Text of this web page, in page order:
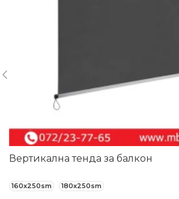
Вертикална тенда за балкон
160x250sm 180x250sm